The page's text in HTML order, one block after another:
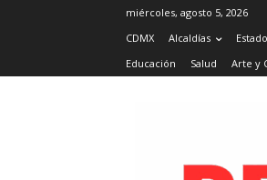
miércoles, agosto 5, 2026
CDMX
Alcaldías
Educación
Salud Arte y